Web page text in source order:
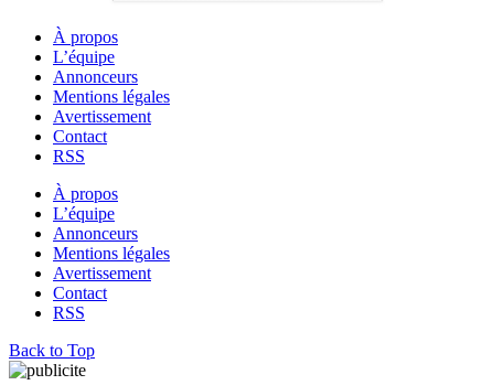
À propos
L’équipe
Annonceurs
Mentions légales
Avertissement
Contact
RSS
À propos
L’équipe
Annonceurs
Mentions légales
Avertissement
Contact
RSS
Back to Top